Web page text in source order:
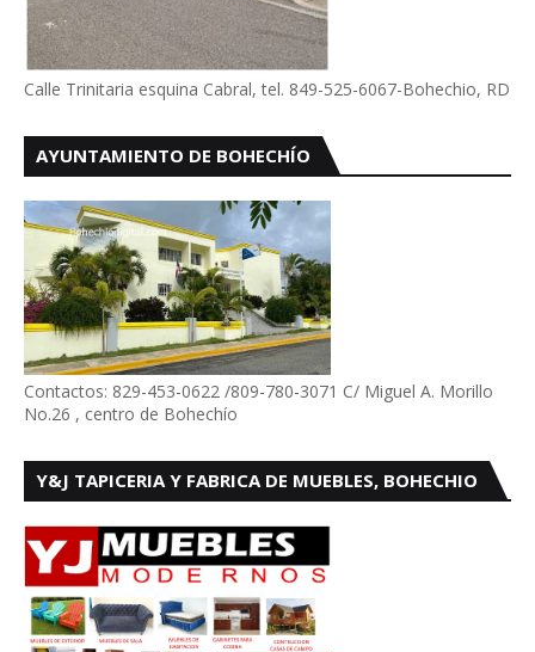
Calle Trinitaria esquina Cabral, tel. 849-525-6067-Bohechio, RD
AYUNTAMIENTO DE BOHECHÍO
Contactos: 829-453-0622 /809-780-3071 C/ Miguel A. Morillo
No.26 , centro de Bohechío
Y&J TAPICERIA Y FABRICA DE MUEBLES, BOHECHIO